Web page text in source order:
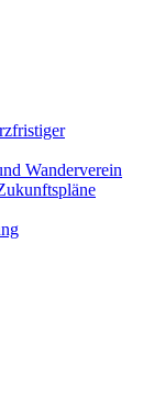
Wanderverein